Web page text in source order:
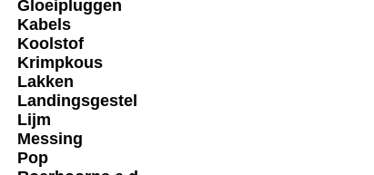
Gloeipluggen
Kabels
Koolstof
Krimpkous
Lakken
Landingsgestel
Lijm
Messing
Pop